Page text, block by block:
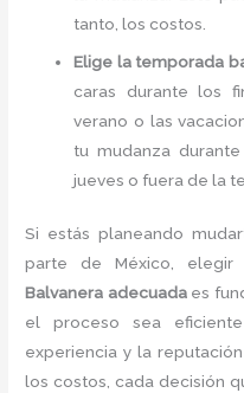
tanto, los costos.
Elige la temporada
caras durante los
verano o las
tu mudanza
jueves o fuera de la
Si estás planeando
parte de México,
Balvanera adecuadaes
el proceso sea
experiencia y la
los costos, cada decisión